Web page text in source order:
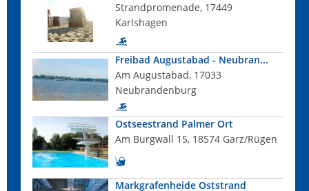
Strandpromenade, 17449
Karlshagen
Freibad Augustabad - Neubran...
Am Augustabad, 17033
Neubrandenburg
Ostseestrand Palmer Ort
Am Burgwall 15, 18574 Garz/Rügen
Markgrafenheide Oststrand